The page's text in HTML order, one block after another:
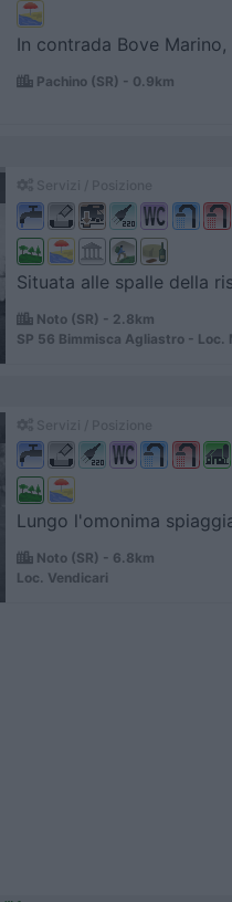
In contrada Bove
Pachino (SR) - 0.9km
Situata alle spalle della
Noto (SR) - 2.8km
SP 56 Bimmisca Agliastro - Loc.
Lungo l'omonima
Noto (SR) - 6.8km
Loc. Vendicari